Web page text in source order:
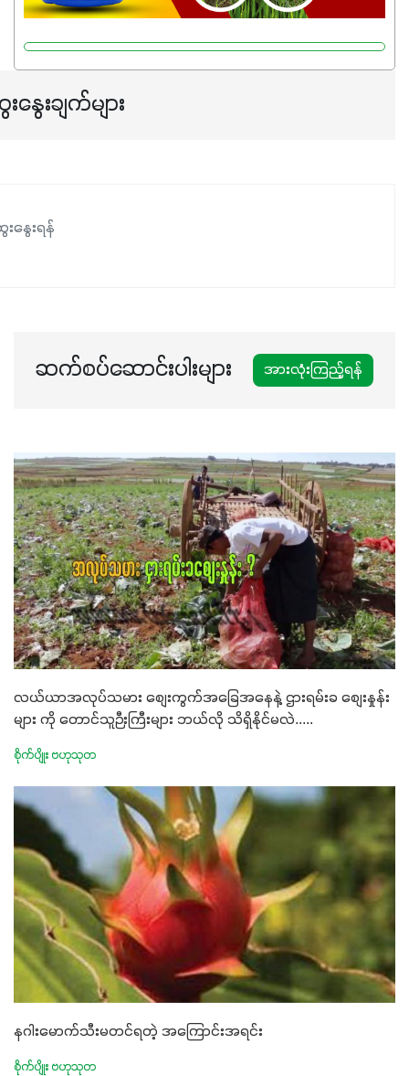
နွေးချက်များ
နွေးရန်
ဆက်စပ်ဆောင်းပါးများ အားလုံးကြည့်ရန်
လယ်ယာအလုပ်သမား စျေးကွက်အခြေအနေနဲ့ ဌားရမ်းခ စျေးနှုန်း
များ ကို တောင်သူဉီးကြီးများ ဘယ်လို သိရှိနိုင်မလဲ.....
စိုက်ပျိုး ဗဟုသုတ
နဂါးမောက်သီးမတင်ရတဲ့ အကြောင်းအရင်း
စိုက်ပျိုး ဗဟုသုတ